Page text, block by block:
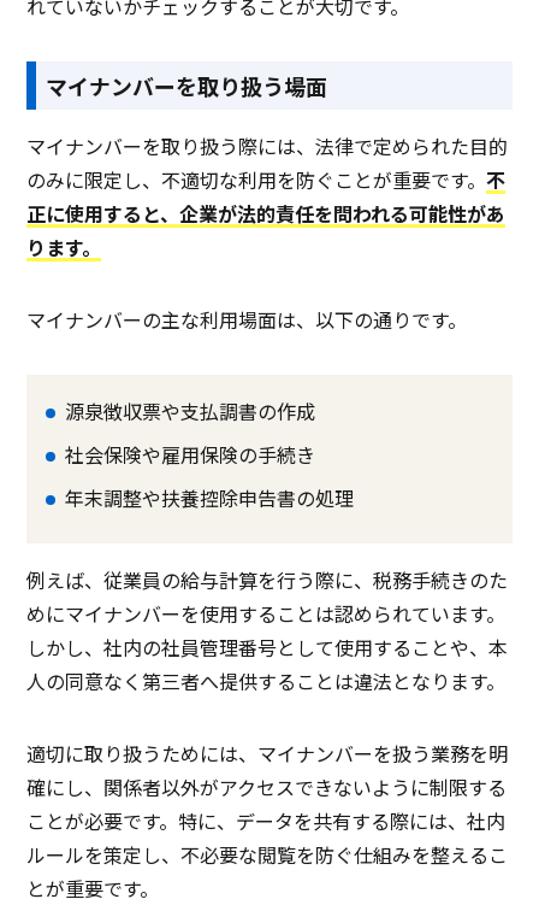
れていないかチェックすることが大切です。
マイナンバーを取り扱う場面
マイナンバーを取り扱う際には、法律で定められた目的
のみに限定し、不適切な利用を防ぐことが重要です。不
正に使用すると、企業が法的責任を問われる可能性があ
ります。
マイナンバーの主な利用場面は、以下の通りです。
源泉徴収票や支払調書の作成
社会保険や雇用保険の手続き
年末調整や扶養控除申告書の処理
例えば、従業員の給与計算を行う際に、税務手続きのた
めにマイナンバーを使用することは認められています。
しかし、社内の社員管理番号として使用することや、本
人の同意なく第三者へ提供することは違法となります。
適切に取り扱うためには、マイナンバーを扱う業務を明
確にし、関係者以外がアクセスできないように制限する
ことが必要です。特に、データを共有する際には、社内
ルールを策定し、不必要な閲覧を防ぐ仕組みを整えるこ
とが重要です。